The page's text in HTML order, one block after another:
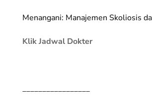
Menangani: Manajemen Skoliosis
Klik Jadwal Dokter
_________________